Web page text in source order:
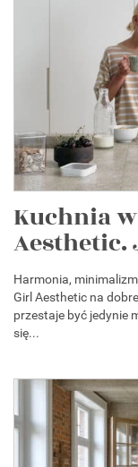
Kuchnia
Aesthetic.
Harmonia,
Girl Aesthetic na
przestaje być jedynie
się...